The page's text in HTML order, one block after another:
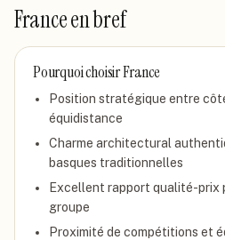
Franceen bref
Pourquoi choisirFrance
Position stratégique entre
équidistance
Charme architectural
basques traditionnelles
Excellent rapport qualité-prix
groupe
Proximité de compétitions et